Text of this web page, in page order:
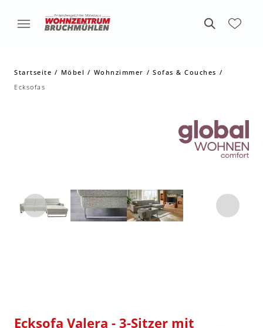
Startseite Möbel Wohnzimmer
Sofas & Couches
Ecksofas
Ecksofa Valera - 3-Sitzer mit